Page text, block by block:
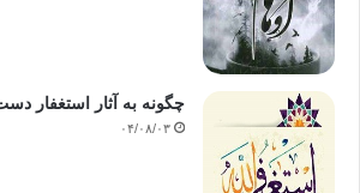
زبان عبور
كنند،قلب اكنون تمام سياه شده است و شما نيز كه
تشخيص داده
نمي شويد و مي توانيد به را حتي قلب را تصرف
شرك،نفاق،كفر
والحاد بپاشيد ومنتظر نتيجه شويد.نتيجه ي آن
نوادگان آدم
چگونه به آثار استغفار دست
۰۴/۰۸/۰۳